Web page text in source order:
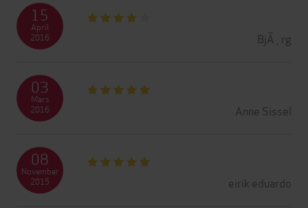
BjÃ¸rg
15
April
2016
Anne Sissel
03
Mars
2016
eirik eduardo
08
November
2015